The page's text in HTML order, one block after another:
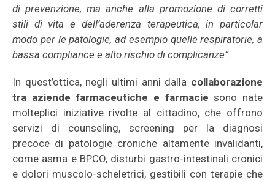
di prevenzione, ma anche alla promozione di corretti
stili di vita e dell’aderenza terapeutica, in particolar
modo per le patologie, ad esempio quelle respiratorie, a
bassa compliance e alto rischio di complicanze”.
In quest’ottica, negli ultimi anni dalla collaborazione
tra aziende farmaceutiche e farmacie sono nate
molteplici iniziative rivolte al cittadino, che offrono
servizi di counseling, screening per la diagnosi
precoce di patologie croniche altamente invalidanti,
come asma e BPCO, disturbi gastro-intestinali cronici
e dolori muscolo-scheletrici, gestibili con terapie che